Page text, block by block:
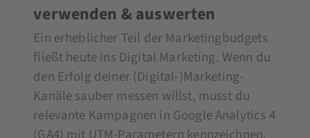
verwenden & auswerten
Ein erheblicher Teil der Marketingbudgets
fließt heute ins Digital Marketing. Wenn du
den Erfolg deiner (Digital-)Marketing-
Kanäle sauber messen willst, musst du
relevante Kampagnen in Google Analytics 4